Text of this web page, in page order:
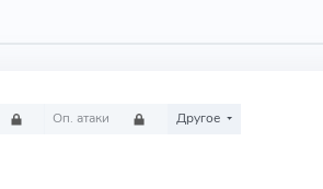
Оп. атаки Другое